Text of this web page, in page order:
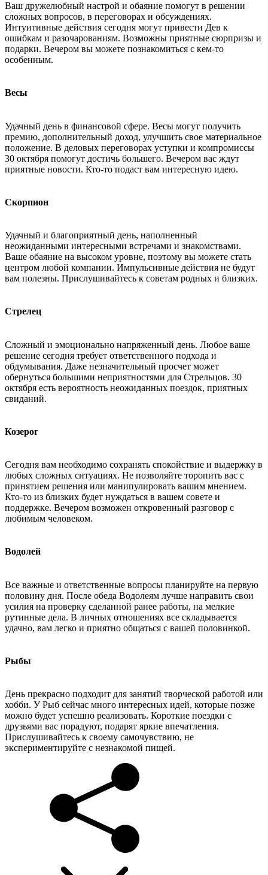
Ваш дружелюбный настрой и обаяние помогут в решении
сложных вопросов, в переговорах и обсуждениях.
Интуитивные действия сегодня могут привести Дев к
ошибкам и разочарованиям. Возможны приятные сюрпризы и
подарки. Вечером вы можете познакомиться с кем-то
особенным.
Весы
Удачный день в финансовой сфере. Весы могут получить
премию, дополнительный доход, улучшить свое материальное
положение. В деловых переговорах уступки и компромиссы
30 октября помогут достичь большего. Вечером вас ждут
приятные новости. Кто-то подаст вам интересную идею.
Скорпион
Удачный и благоприятный день, наполненный
неожиданными интересными встречами и знакомствами.
Ваше обаяние на высоком уровне, поэтому вы можете стать
центром любой компании. Импульсивные действия не будут
вам полезны. Прислушивайтесь к советам родных и близких.
Стрелец
Сложный и эмоционально напряженный день. Любое ваше
решение сегодня требует ответственного подхода и
обдумывания. Даже незначительный просчет может
обернуться большими неприятностями для Стрельцов. 30
октября есть вероятность неожиданных поездок, приятных
свиданий.
Козерог
Сегодня вам необходимо сохранять спокойствие и выдержку в
любых сложных ситуациях. Не позволяйте торопить вас с
принятием решения или манипулировать вашим мнением.
Кто-то из близких будет нуждаться в вашем совете и
поддержке. Вечером возможен откровенный разговор с
любимым человеком.
Водолей
Все важные и ответственные вопросы планируйте на первую
половину дня. После обеда Водолеям лучше направить свои
усилия на проверку сделанной ранее работы, на мелкие
рутинные дела. В личных отношениях все складывается
удачно, вам легко и приятно общаться с вашей половинкой.
Рыбы
День прекрасно подходит для занятий творческой работой или
хобби. У Рыб сейчас много интересных идей, которые позже
можно будет успешно реализовать. Короткие поездки с
друзьями вас порадуют, подарят яркие впечатления.
Прислушивайтесь к своему самочувствию, не
экспериментируйте с незнакомой пищей.